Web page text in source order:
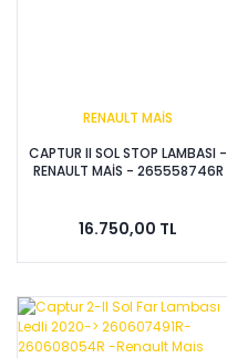
RENAULT MAİS
CAPTUR II SOL STOP LAMBASI -
RENAULT MAİS - 265558746R
16.750,00 TL